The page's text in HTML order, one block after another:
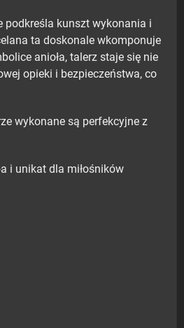
podkreśla kunszt wykonania i
ta doskonale wkomponuje
anioła, talerz staje się nie
opieki i bezpieczeństwa, co
wykonane są perfekcyjne z
i unikat dla miłośników